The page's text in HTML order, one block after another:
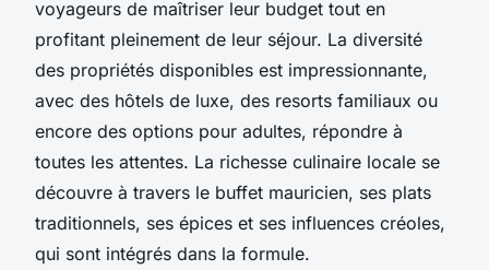
voyageurs de maîtriser leur budget tout en
profitant pleinement de leur séjour. La diversité
des propriétés disponibles est impressionnante,
avec des hôtels de luxe, des resorts familiaux ou
encore des options pour adultes, répondre à
toutes les attentes. La richesse culinaire locale se
découvre à travers le buffet mauricien, ses plats
traditionnels, ses épices et ses influences créoles,
qui sont intégrés dans la formule.